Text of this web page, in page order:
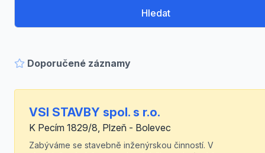
Hledat
Doporučené záznamy
VSI STAVBY spol. s r.o.
K Pecím 1829/8, Plzeň - Bolevec
Zabýváme se stavebně inženýrskou činností. V